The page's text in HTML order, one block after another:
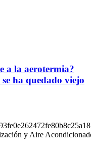
a la aerotermia?
se ha quedado viejo